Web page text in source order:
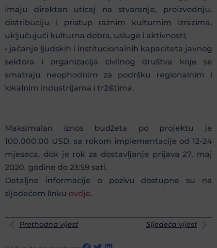
imaju direktan uticaj na stvaranje, proizvodnju,
distribuciju i pristup raznim kulturnim izrazima,
uključujući kulturna dobra, usluge i aktivnosti;
• jačanje ljudskih i institucionalnih kapaciteta javnog
sektora i organizacija civilnog društva koje se
smatraju neophodnim za podršku regionalnim i
lokalnim industrijama i tržištima.
Maksimalan iznos budžeta po projektu je
100.000,00 USD, sa rokom implementacije od 12-24
mjeseca, dok je rok za dostavljanje prijava 27. maj
2020. godine do 23:59 sati.
Detaljne informacije o pozivu dostupne su na
sljedećem linku ovdje.
Prethodna vijest Sljedeća vijest